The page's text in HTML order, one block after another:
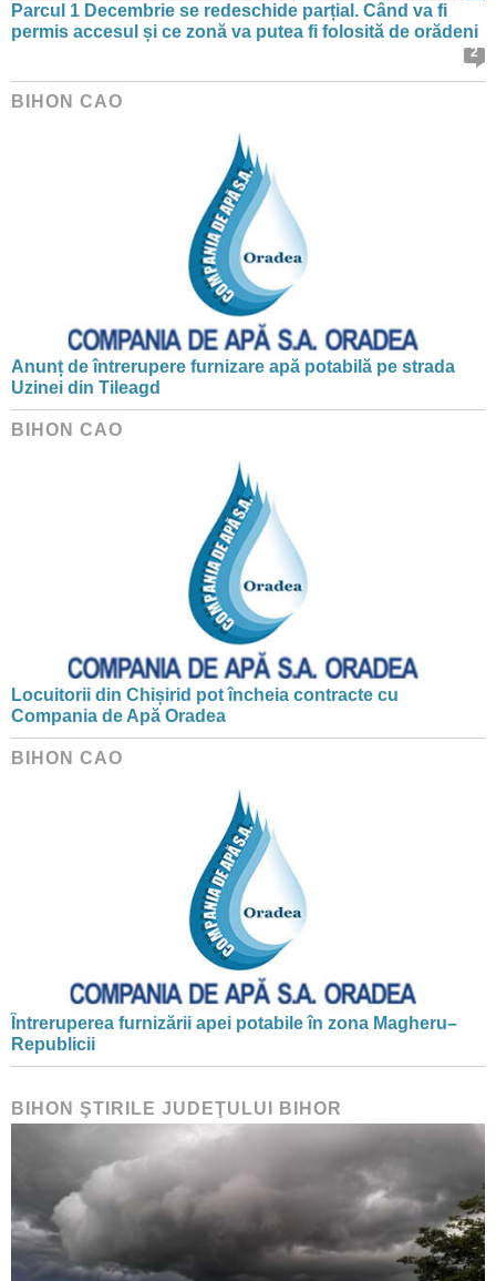
Parcul 1 Decembrie se redeschide parțial. Când va fi
permis accesul și ce zonă va putea fi folosită de orădeni
2
BIHON CAO
Anunț de întrerupere furnizare apă potabilă pe strada
Uzinei din Tileagd
BIHON CAO
Locuitorii din Chișirid pot încheia contracte cu
Compania de Apă Oradea
BIHON CAO
Întreruperea furnizării apei potabile în zona Magheru–
Republicii
BIHON ŞTIRILE JUDEŢULUI BIHOR